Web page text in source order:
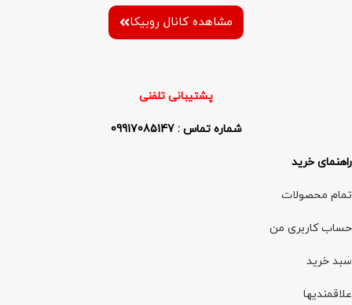
مشاهده کانال روبیکا
پشتیبانی تلفنی
شماره تماس : 09917085147
راهنمای خرید
تمام محصولات
حساب کاربری من
سبد خرید
علاقمندیها